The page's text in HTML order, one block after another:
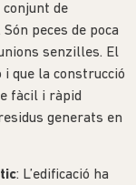
de
peces de poca
senzilles. El
que la construcció
fàcil i ràpid
generats en
: L’edificació ha